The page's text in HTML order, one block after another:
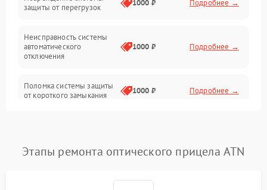
Электропитание
Механика
Корпус/Герметичность
защиты от перегрузок
1000 ₽ Подробнее →
Неисправность системы
автоматического
отключения
1000 ₽ Подробнее →
Поломка системы защиты
от короткого замыкания
1000 ₽ Подробнее →
Этапы ремонта оптического прицела ATN